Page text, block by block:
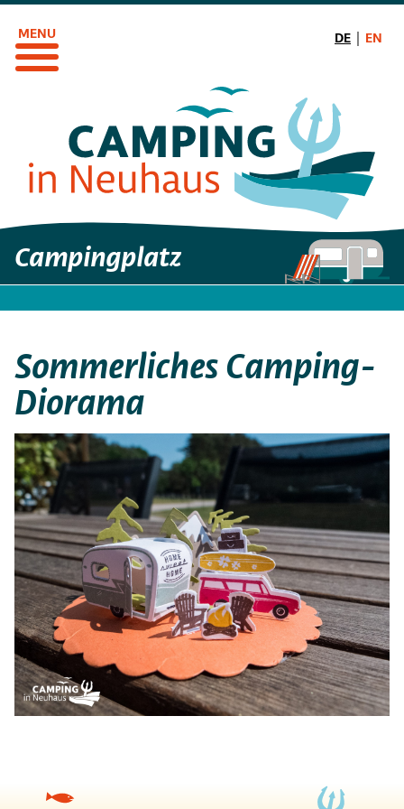
Direkt
zum
Inhalt
DE EN
Campingplatz
Sommerliches Camping-
Diorama